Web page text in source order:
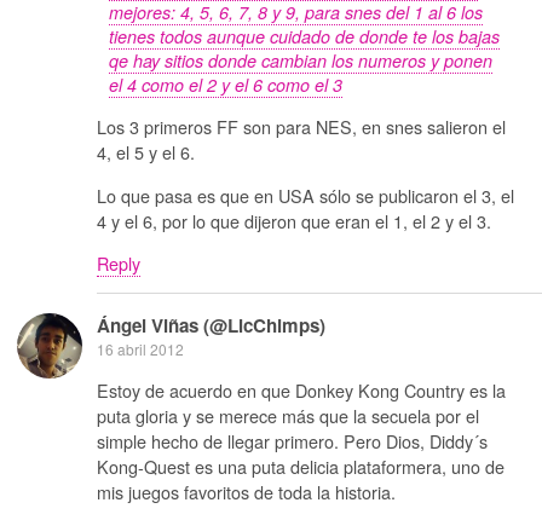
mejores: 4, 5, 6, 7, 8 y 9, para snes del 1 al 6 los
tienes todos aunque cuidado de donde te los bajas
qe hay sitios donde cambian los numeros y ponen
el 4 como el 2 y el 6 como el 3
Los 3 primeros FF son para NES, en snes salieron el
4, el 5 y el 6.
Lo que pasa es que en USA sólo se publicaron el 3, el
4 y el 6, por lo que dijeron que eran el 1, el 2 y el 3.
Reply
Ángel Viñas (@LicChimps)
16 abril 2012
Estoy de acuerdo en que Donkey Kong Country es la
puta gloria y se merece más que la secuela por el
simple hecho de llegar primero. Pero Dios, Diddy´s
Kong-Quest es una puta delicia plataformera, uno de
mis juegos favoritos de toda la historia.